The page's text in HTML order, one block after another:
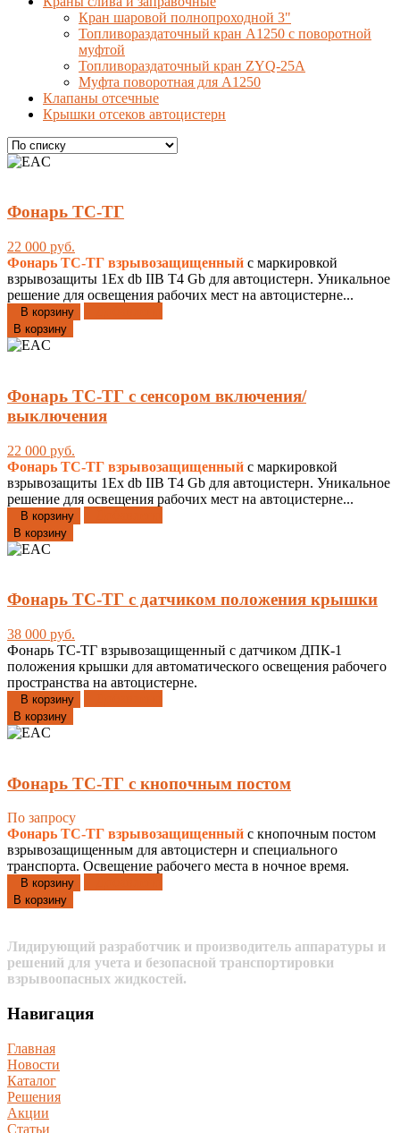
Кран шаровой полнопроходной 3"
Топливораздаточный кран A1250 с поворотной
муфтой
Топливораздаточный кран ZYQ-25A
Муфта поворотная для А1250
Клапаны отсечные
Крышки отсеков автоцистерн
Фонарь ТС-ТГ
22 000 руб.
Фонарь ТС-ТГ взрывозащищенный с маркировкой
взрывозащиты 1Ex db IIB T4 Gb для автоцистерн. Уникальное
решение для освещения рабочих мест на автоцистерне...
В корзину
В корзину
Фонарь ТС-ТГ с сенсором включения/
выключения
22 000 руб.
Фонарь ТС-ТГ взрывозащищенный с маркировкой
взрывозащиты 1Ex db IIB T4 Gb для автоцистерн. Уникальное
решение для освещения рабочих мест на автоцистерне...
В корзину
В корзину
Фонарь ТС-ТГ с датчиком положения крышки
38 000 руб.
Фонарь ТС-ТГ взрывозащищенный с датчиком ДПК-1
положения крышки для автоматического освещения рабочего
пространства на автоцистерне.
В корзину
В корзину
Фонарь ТС-ТГ с кнопочным постом
По запросу
Фонарь ТС-ТГ взрывозащищенный с кнопочным постом
взрывозащищенным для автоцистерн и специального
транспорта. Освещение рабочего места в ночное время.
В корзину
В корзину
Лидирующий разработчик и производитель аппаратуры и
решений для учета и безопасной транспортировки
взрывоопасных жидкостей.
Навигация
Главная
Новости
Каталог
Решения
Акции
Статьи